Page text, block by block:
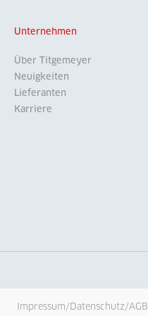
Unternehmen
Über Titgemeyer
Neuigkeiten
Lieferanten
Karriere
Impressum/Datenschutz/AGB